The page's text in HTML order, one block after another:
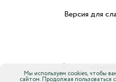
Версия для
Мы используем cookies, чтобы
сайтом. Продолжая пользоваться